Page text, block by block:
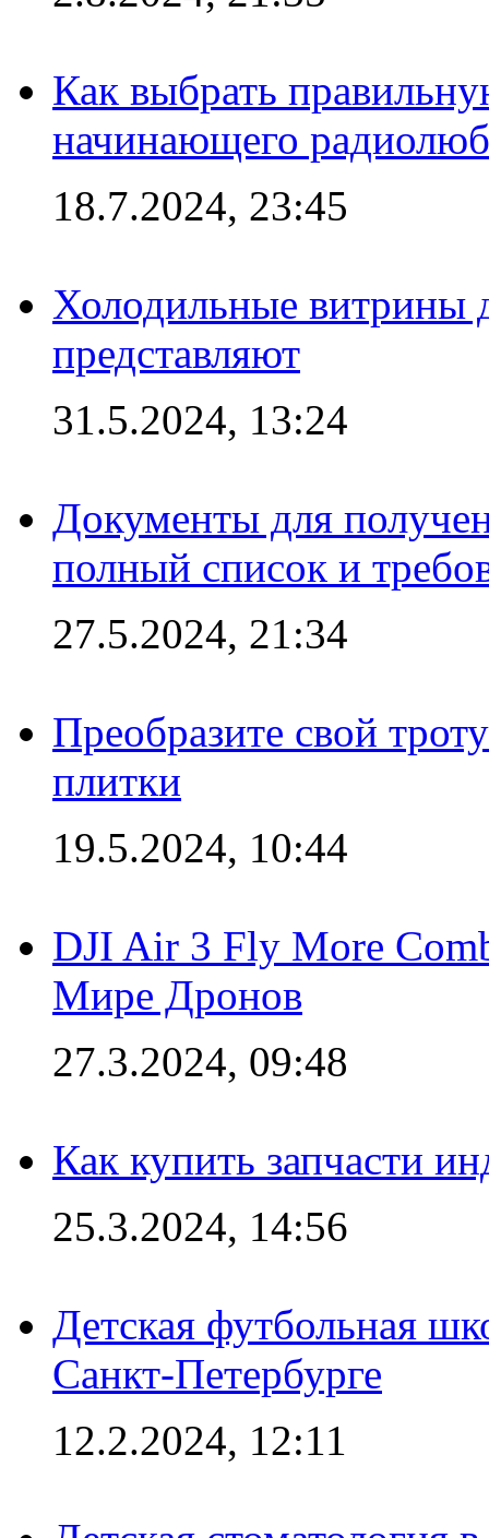
Как выбрать
начинающего
18.7.2024, 23:45
Холодильные витрины
представляют
31.5.2024, 13:24
Документы для
полный список и
27.5.2024, 21:34
Преобразите свой
плитки
19.5.2024, 10:44
DJI Air 3 Fly More
Мире Дронов
27.3.2024, 09:48
Как купить запчасти
25.3.2024, 14:56
Детская футбольная
Санкт-Петербурге
12.2.2024, 12:11